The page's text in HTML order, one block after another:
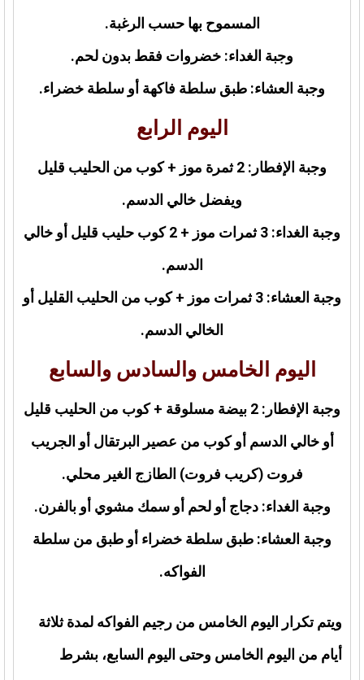
المسموح بها حسب الرغبة.
وجبة الغداء: خضروات فقط بدون لحم.
وجبة العشاء: طبق سلطة فاكهة أو سلطة خضراء.
اليوم الرابع
وجبة الإفطار: 2 ثمرة موز + كوب من الحليب قليل
ويفضل خالي الدسم.
وجبة الغداء: 3 ثمرات موز + 2 كوب حليب قليل أو خالي
الدسم.
وجبة العشاء: 3 ثمرات موز + كوب من الحليب القليل أو
الخالي الدسم.
اليوم الخامس والسادس والسابع
وجبة الإفطار: 2 بيضة مسلوقة + كوب من الحليب قليل
أو خالي الدسم أو كوب من عصير البرتقال أو الجريب
فروت (كريب فروت) الطازج الغير محلي.
وجبة الغداء: دجاج أو لحم أو سمك مشوي أو بالفرن.
وجبة العشاء: طبق سلطة خضراء أو طبق من سلطة
الفواكه.
ويتم تكرار اليوم الخامس من رجيم الفواكه لمدة ثلاثة
أيام من اليوم الخامس وحتى اليوم السابع، بشرط